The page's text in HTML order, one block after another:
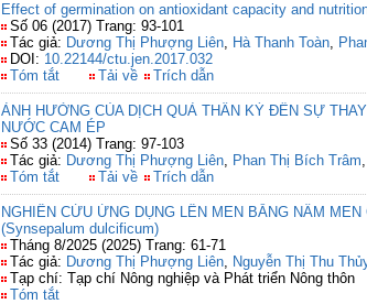
Effect of germination on antioxidant capacity and
Số 06 (2017) Trang: 93-101
Tác giả: Dương Thị Phượng Liên, Hà Thanh Toàn,
DOI: 10.22144/ctu.jen.2017.032
Tóm tắt
Tải về Trích dẫn
ẢNH HƯỞNG CỦA DỊCH QUẢ THẦN KỲ ĐẾN SỰ
NƯỚC CAM ÉP
Số 33 (2014) Trang: 97-103
Tác giả: Dương Thị Phượng Liên, Phan Thị Bích Trâm,
Tóm tắt
Tải về Trích dẫn
NGHIÊN CỨU ỨNG DỤNG LÊN MEN BẰNG NẤM
(Synsepalum dulcificum)
Tháng 8/2025 (2025) Trang: 61-71
Tác giả: Dương Thị Phượng Liên, Nguyễn Thị Thu
Tạp chí: Tạp chí Nông nghiệp và Phát triển Nông thôn
Tóm tắt